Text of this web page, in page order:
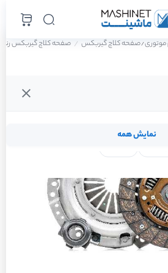
نمایش همه
موتوری/صفحه کلاچ گیربکس صفحه کلاچ گیربکس رنو